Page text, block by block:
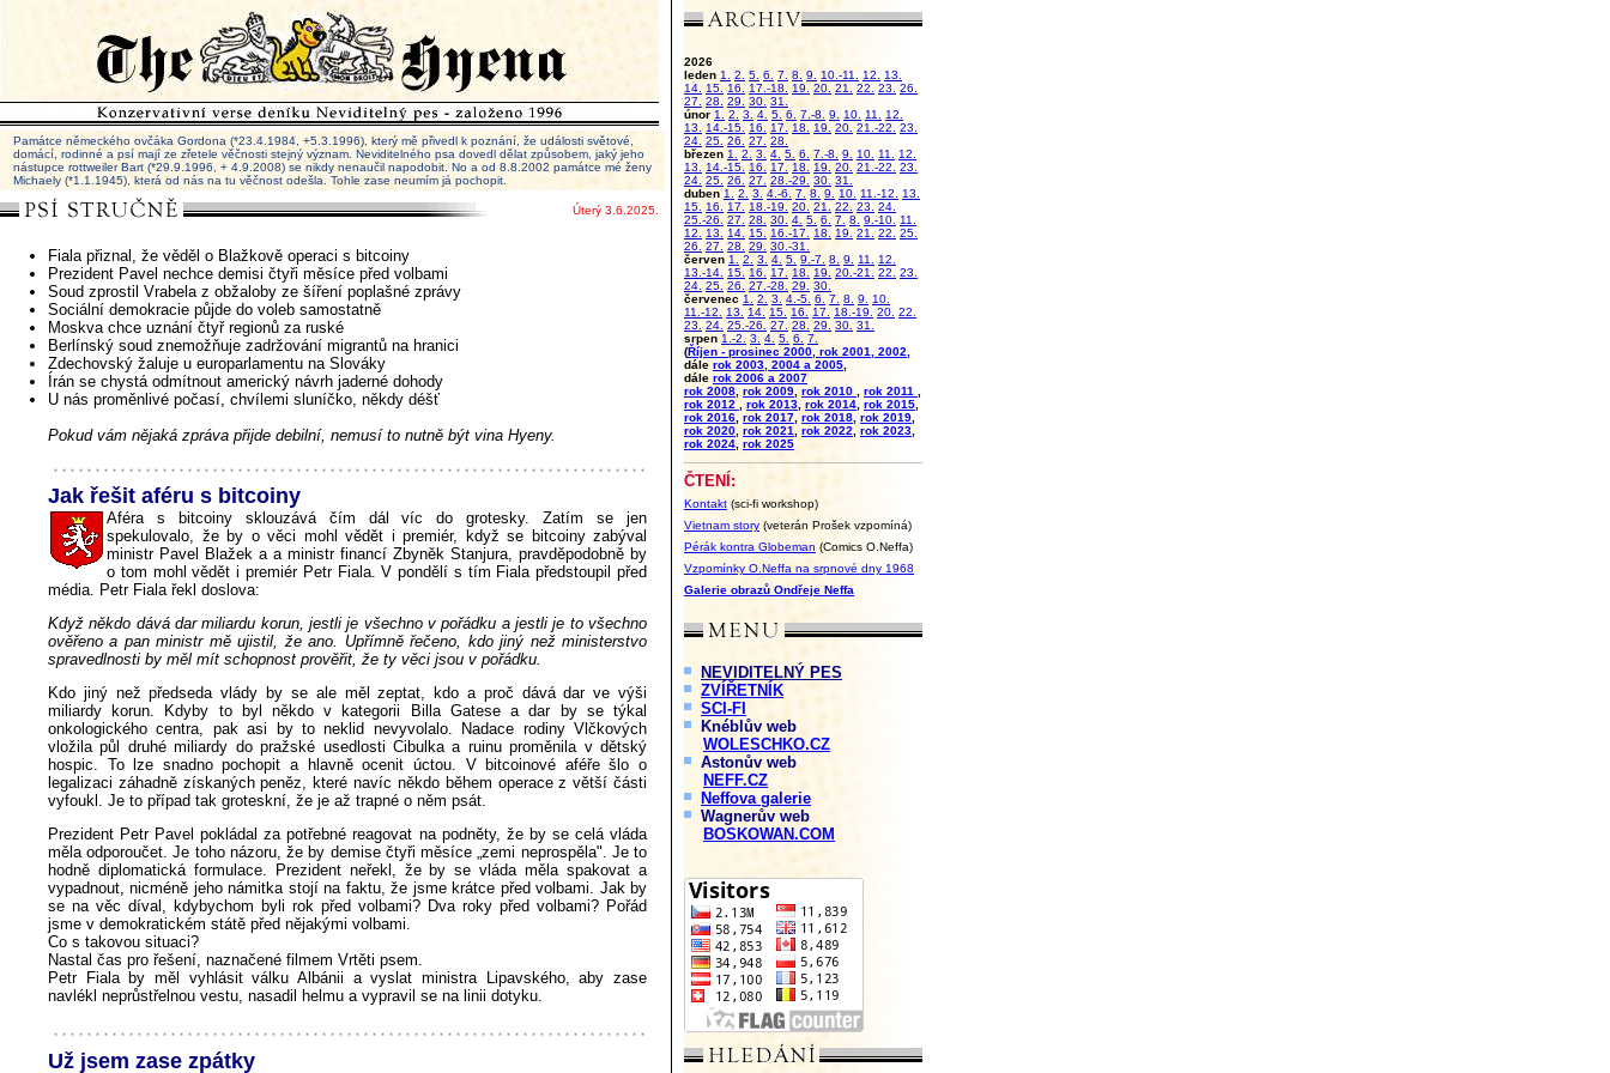
2026
leden 1. 2. 5. 6. 7. 8. 9. 10.-11. 12.
13.
14.
15. 16. 17.-18. 19. 20. 21. 22. 23.
26.
27.
28. 29. 30. 31.
únor 1. 2. 3. 4. 5. 6. 7.-8. 9. 10. 11.
12.
13.
14.-15. 16. 17. 18. 19. 20. 21.-22.
23.
24. 25. 26. 27.
28.
březen 1. 2. 3. 4. 5. 6. 7.-8. 9. 10. 11.
12.
13.
14.-15. 16. 17. 18. 19. 20. 21.-22.
23.
24. 25. 26. 27. 28.-29. 30. 31.
duben 1. 2. 3. 4.-6. 7. 8. 9. 10. 11.-12.
13.
15.
16. 17. 18.-19. 20. 21. 22. 23.
24.
25.-26.
27. 28. 30. 4. 5. 6. 7. 8. 9.-10.
11.
12.
13. 14. 15. 16.-17. 18. 19. 21. 22.
25.
26.
27. 28. 29.
30.-31.
červen 1. 2. 3. 4. 5. 9.-7. 8. 9. 11.
12.
13.-14.
15. 16. 17. 18. 19. 20.-21. 22.
23.
24. 25. 26. 27.-28. 29.
30.
červenec 1. 2. 3. 4.-5. 6. 7. 8. 9.
10.
11.-12.
13. 14. 15. 16. 17. 18.-19. 20. 22.
23.
24. 25.-26. 27. 28. 29. 30. 31.
srpen 1.-2. 3. 4. 5. 6. 7.
(Říjen - prosinec 2000, rok 2001, 2002,
dále rok 2003, 2004 a 2005
dále rok 2006 a 2007
rok 2008 rok 2009 rok 2010 rok 2011
rok 2012
rok 2013 rok 2014 rok 2015
rok 2016 rok 2017 rok 2018 rok 2019
rok 2020 rok 2021 rok 2022 rok 2023
rok 2024 rok 2025
ČTENÍ:
Kontakt (sci-fi workshop)
Vietnam story (veterán Prošek vzpomíná)
Pérák kontra Globeman (Comics O.Neffa)
Vzpomínky O.Neffa na srpnové dny 1968
Galerie obrazů Ondřeje Neffa
NEVIDITELNÝ PES
ZVÍŘETNÍK
SCI-FI
Knéblův web
WOLESCHKO.CZ
Astonův web
NEFF.CZ
Neffova galerie
Wagnerův web
BOSKOWAN.COM
Památce německého ovčáka Gordona (*23.4.1984, +5.3.1996), který mě přivedl k poznání, že události světové,
domácí, rodinné a psí mají ze zřetele věčnosti stejný význam. Neviditelného psa dovedl dělat způsobem, jaký jeho
nástupce rottweiler Bart (*29.9.1996, + 4.9.2008) se nikdy nenaučil napodobit. No a od 8.8.2002 památce mé ženy
Michaely (*1.1.1945), která od nás na tu věčnost odešla. Tohle zase neumím já pochopit.
Úterý 3.6.2025.
Fiala přiznal, že věděl o Blažkově operaci s bitcoiny
Prezident Pavel nechce demisi čtyři měsíce před volbami
Soud zprostil Vrabela z obžaloby ze šíření poplašné zprávy
Sociální demokracie půjde do voleb samostatně
Moskva chce uznání čtyř regionů za ruské
Berlínský soud znemožňuje zadržování migrantů na hranici
Zdechovský žaluje u europarlamentu na Slováky
Írán se chystá odmítnout americký návrh jaderné dohody
U nás proměnlivé počasí, chvílemi sluníčko, někdy déšť
Pokud vám nějaká zpráva přijde debilní, nemusí to nutně být vina Hyeny.
Jak řešit aféru s bitcoiny
Aféra s bitcoiny sklouzává čím dál víc do grotesky. Zatím se jen
spekulovalo, že by o věci mohl vědět i premiér, když se bitcoiny zabýval
ministr Pavel Blažek a a ministr financí Zbyněk Stanjura, pravděpodobně by
o tom mohl vědět i premiér Petr Fiala. V pondělí s tím Fiala předstoupil před
média. Petr Fiala řekl doslova:
Když někdo dává dar miliardu korun, jestli je všechno v pořádku a jestli je to všechno
ověřeno a pan ministr mě ujistil, že ano. Upřímně řečeno, kdo jiný než ministerstvo
spravedlnosti by měl mít schopnost prověřit, že ty věci jsou v pořádku.
Kdo jiný než předseda vlády by se ale měl zeptat, kdo a proč dává dar ve výši
miliardy korun. Kdyby to byl někdo v kategorii Billa Gatese a dar by se týkal
onkologického centra, pak asi by to neklid nevyvolalo. Nadace rodiny Vlčkových
vložila půl druhé miliardy do pražské usedlosti Cibulka a ruinu proměnila v dětský
hospic. To lze snadno pochopit a hlavně ocenit úctou. V bitcoinové aféře šlo o
legalizaci záhadně získaných peněz, které navíc někdo během operace z větší části
vyfoukl. Je to případ tak groteskní, že je až trapné o něm psát.
Prezident Petr Pavel pokládal za potřebné reagovat na podněty, že by se celá vláda
měla odporoučet. Je toho názoru, že by demise čtyři měsíce „zemi neprospěla". Je to
hodně diplomatická formulace. Prezident neřekl, že by se vláda měla spakovat a
vypadnout, nicméně jeho námitka stojí na faktu, že jsme krátce před volbami. Jak by
se na věc díval, kdybychom byli rok před volbami? Dva roky před volbami? Pořád
jsme v demokratickém státě před nějakými volbami.
Co s takovou situaci?
Nastal čas pro řešení, naznačené filmem Vrtěti psem.
Petr Fiala by měl vyhlásit válku Albánii a vyslat ministra Lipavského, aby zase
navlékl neprůstřelnou vestu, nasadil helmu a vypravil se na linii dotyku.
Už jsem zase zpátky